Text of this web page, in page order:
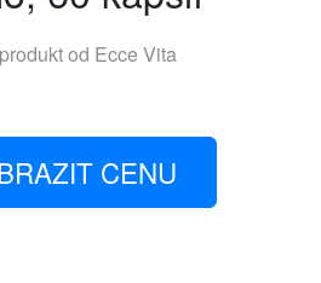
od Ecce Vita
CENU